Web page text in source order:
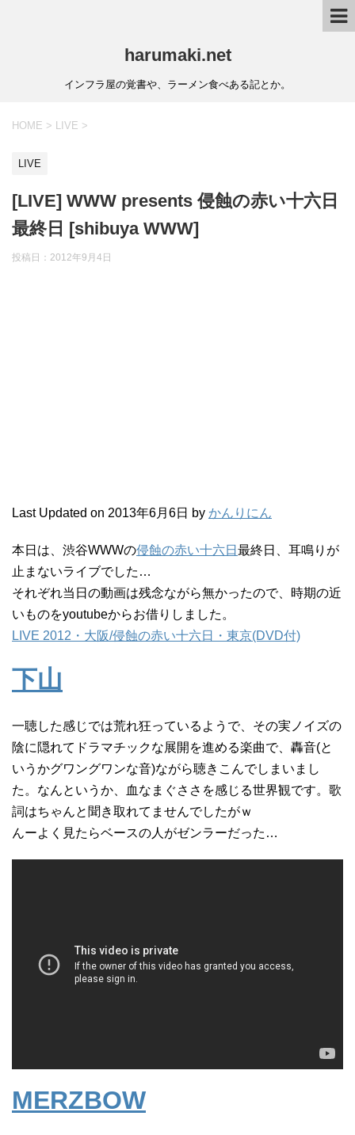
harumaki.net
インフラ屋の覚書や、ラーメン食べある記とか。
HOME > LIVE >
LIVE
[LIVE] WWW presents 侵蝕の赤い十六日
最終日 [shibuya WWW]
投稿日：2012年9月4日
Last Updated on 2013年6月6日 by かんりにん
本日は、渋谷WWWの侵蝕の赤い十六日 最終日、耳鳴りが
止まないライブでした…
それぞれ当日の動画は残念ながら無かったので、時期の近
いものをyoutubeからお借りしました。
LIVE 2012・大阪/侵蝕の赤い十六日・東京(DVD付)
下山
一聴した感じでは荒れ狂っているようで、その実ノイズの
陰に隠れてドラマチックな展開を進める楽曲で、轟音(と
いうかグワングワンな音)ながら聴きこんでしまいまし
た。なんというか、血なまぐささを感じる世界観です。歌
詞はちゃんと聞き取れてませんでしたがｗ
んーよく見たらベースの人がゼンラーだった…
MERZBOW